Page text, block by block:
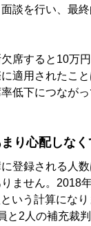
談を行い、最
席すると10万
適用されたこ
低下につなが
り心配しな
登録される人
ません。2018
いう計算にな
と2人の補充裁